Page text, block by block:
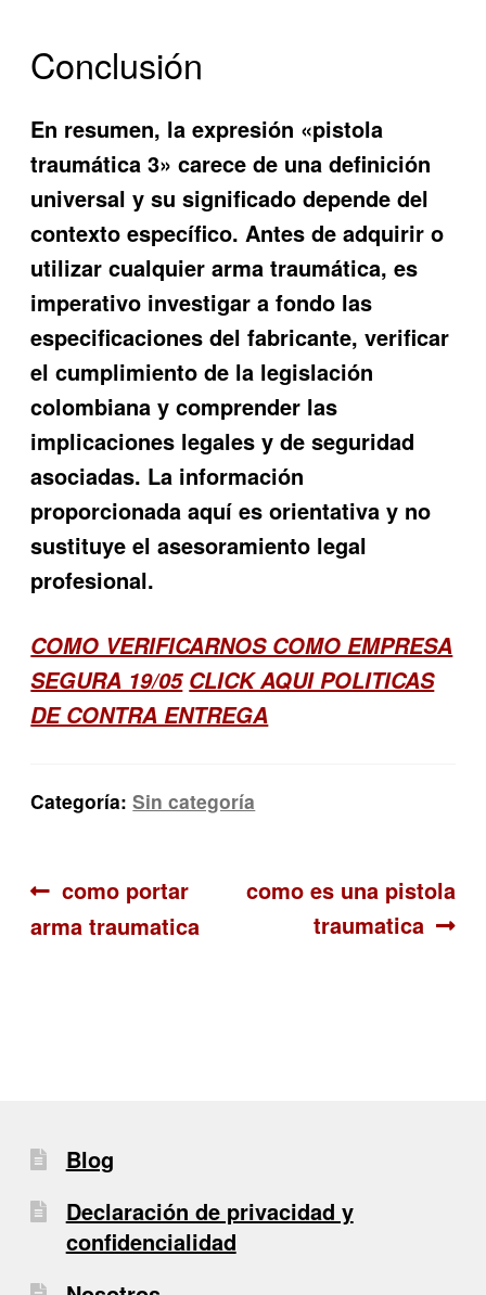
Conclusión
En resumen, la expresión «pistola
traumática 3» carece de una definición
universal y su significado depende del
contexto específico. Antes de adquirir o
utilizar cualquier arma traumática, es
imperativo investigar a fondo las
especificaciones del fabricante, verificar
el cumplimiento de la legislación
colombiana y comprender las
implicaciones legales y de seguridad
asociadas. La información
proporcionada aquí es orientativa y no
sustituye el asesoramiento legal
profesional.
COMO VERIFICARNOS COMO EMPRESA
SEGURA 19/05 CLICK AQUI POLITICAS
DE CONTRA ENTREGA
Categoría:Sin categoría
Navegación
de
Anterior:
como portar
arma traumatica
Siguiente:
como es una pistola
traumatica
Blog
Declaración de privacidad y
confidencialidad